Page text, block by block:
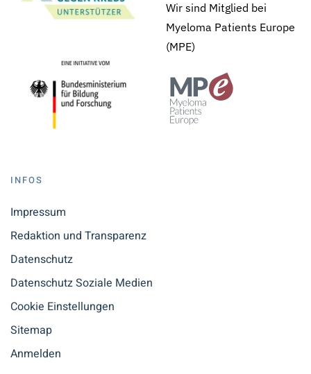
Wir sind Mitglied bei
Myeloma Patients Europe
(MPE)
INFOS
Impressum
Redaktion und Transparenz
Datenschutz
Datenschutz Soziale Medien
Cookie Einstellungen
Sitemap
Anmelden